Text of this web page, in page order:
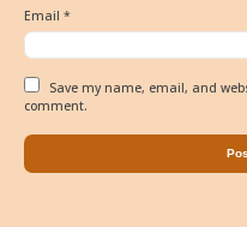
Email *
Save my name, email, and
comment.